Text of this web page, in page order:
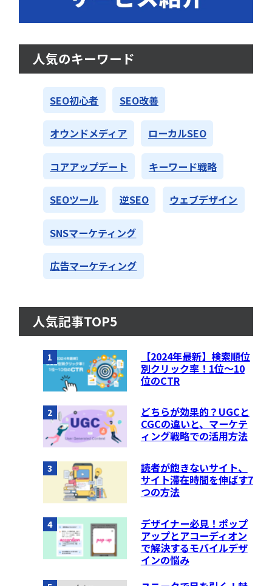
人気のキーワード
SEO初心者 SEO改善
オウンドメディア ローカルSEO
コアアップデート キーワード戦略
SEOツール 逆SEO ウェブデザイン
SNSマーケティング
広告マーケティング
人気記事TOP5
1
【2024年最新】検索順位
別クリック率！1位〜10
位のCTR
2
どちらが効果的？UGCと
CGCの違いと、マーケテ
ィング戦略での活用方法
3
読者が飽きないサイト、
サイト滞在時間を伸ばす7
つの方法
4
デザイナー必見！ポップ
アップとアコーディオン
で解決するモバイルデザ
インの悩み